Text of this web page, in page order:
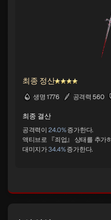
최종 정산
생명 1776 공격력 560
최종 결산
공격력이24.0%증가한다.
액티브로 『죄업』 상태를 추가
대미지가34.4%